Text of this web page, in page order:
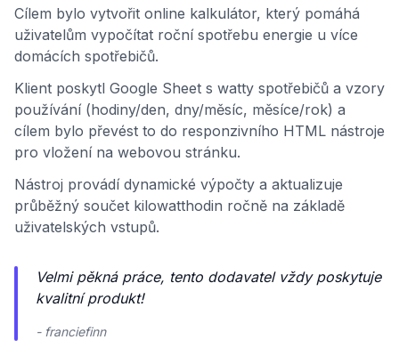
Cílem bylo vytvořit online kalkulátor, který pomáhá
uživatelům vypočítat roční spotřebu energie u více
domácích spotřebičů.
Klient poskytl Google Sheet s watty spotřebičů a vzory
používání (hodiny/den, dny/měsíc, měsíce/rok) a
cílem bylo převést to do responzivního HTML nástroje
pro vložení na webovou stránku.
Nástroj provádí dynamické výpočty a aktualizuje
průběžný součet kilowatthodin ročně na základě
uživatelských vstupů.
Velmi pěkná práce, tento dodavatel vždy poskytuje
kvalitní produkt!
- franciefinn